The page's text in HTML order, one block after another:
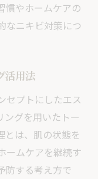
慣やホームケアの
なニキビ対策につ
活用法
セプトにしたエス
ングを用いたトー
とは、肌の状態を
ームケアを継続す
防する考え方で